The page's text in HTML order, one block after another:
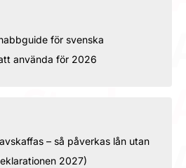
för svenska
använda för 2026
– så påverkas lån utan
2027)